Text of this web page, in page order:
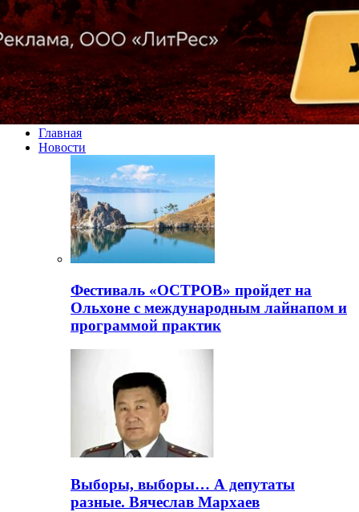
Главная
Новости
Фестиваль «ОСТРОВ» пройдет на
Ольхоне с международным лайнапом и
программой практик
Выборы, выборы… А депутаты
разные. Вячеслав Мархаев